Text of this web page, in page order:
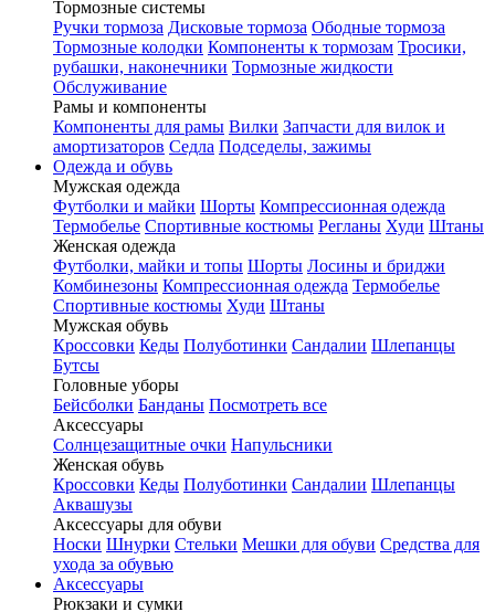
Тормозные системы
Ручки тормоза Дисковые тормоза Ободные тормоза
Тормозные колодки Компоненты к тормозам Тросики,
рубашки, наконечники Тормозные жидкости
Обслуживание
Рамы и компоненты
Компоненты для рамы Вилки Запчасти для вилок и
амортизаторов Седла Подседелы, зажимы
Одежда и обувь
Мужская одежда
Футболки и майки Шорты Компрессионная одежда
Термобелье Спортивные костюмы Регланы Худи Штаны
Женская одежда
Футболки, майки и топы Шорты Лосины и бриджи
Комбинезоны Компрессионная одежда Термобелье
Спортивные костюмы Худи Штаны
Мужская обувь
Кроссовки Кеды Полуботинки Сандалии Шлепанцы
Бутсы
Головные уборы
Бейсболки Банданы Посмотреть все
Аксессуары
Солнцезащитные очки Напульсники
Женская обувь
Кроссовки Кеды Полуботинки Сандалии Шлепанцы
Аквашузы
Аксессуары для обуви
Носки Шнурки Стельки Мешки для обуви Средства для
ухода за обувью
Аксессуары
Рюкзаки и сумки